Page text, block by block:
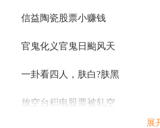
信益陶瓷股票小赚钱
官鬼化义官鬼日颱风天
一卦看四人，肤白?肤黑
放空台积电股票被轧空
展